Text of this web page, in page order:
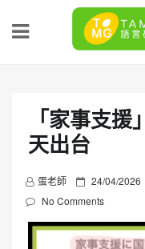
「家事支
天出台
蛋老師
P
o
t
24/04/2026
No Comments